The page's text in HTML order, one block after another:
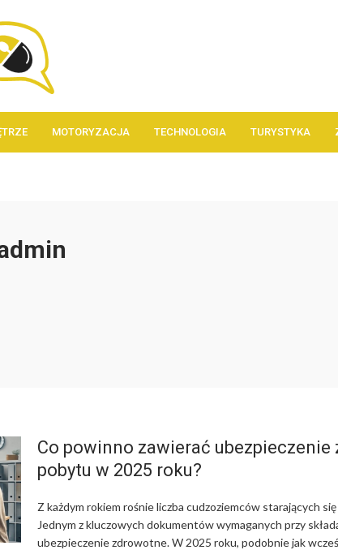
MOTORYZACJA TECHNOLOGIA TURYSTYKA
Co powinno zawierać
pobytu w 2025 roku?
Z każdym rokiem rośnie liczba cudzoziemców starających
Jednym z kluczowych dokumentów wymaganych przy
ubezpieczenie zdrowotne. W 2025 roku, podobnie jak